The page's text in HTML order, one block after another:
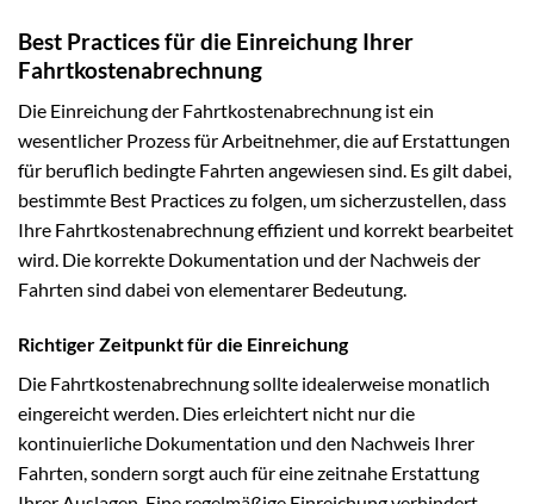
Best Practices für die Einreichung Ihrer
Fahrtkostenabrechnung
Die Einreichung der Fahrtkostenabrechnung ist ein
wesentlicher Prozess für Arbeitnehmer, die auf Erstattungen
für beruflich bedingte Fahrten angewiesen sind. Es gilt dabei,
bestimmte Best Practices zu folgen, um sicherzustellen, dass
Ihre Fahrtkostenabrechnung effizient und korrekt bearbeitet
wird. Die korrekte Dokumentation und der Nachweis der
Fahrten sind dabei von elementarer Bedeutung.
Richtiger Zeitpunkt für die Einreichung
Die Fahrtkostenabrechnung sollte idealerweise monatlich
eingereicht werden. Dies erleichtert nicht nur die
kontinuierliche Dokumentation und den Nachweis Ihrer
Fahrten, sondern sorgt auch für eine zeitnahe Erstattung